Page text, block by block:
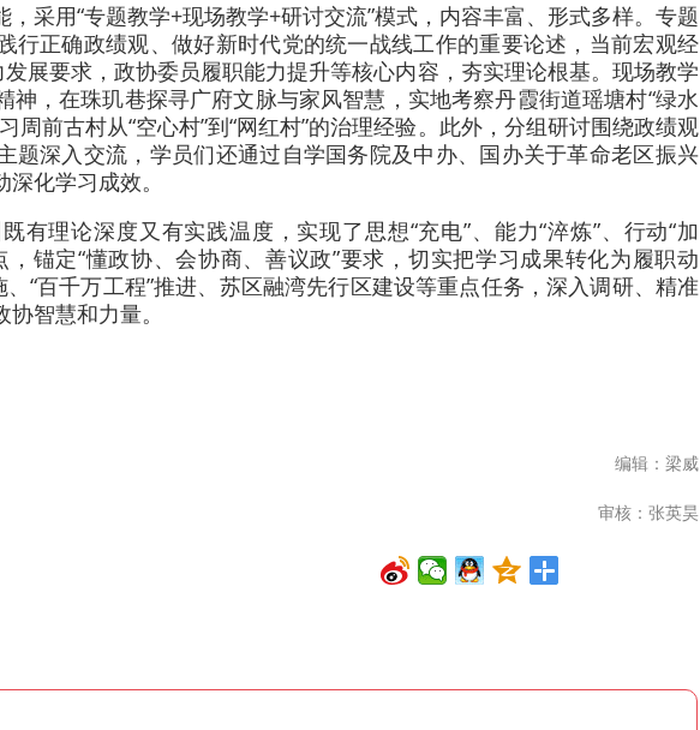
采用“专题教学+现场教学+研讨交流”模式，内容丰富、形式多样。专题
行正确政绩观、做好新时代党的统一战线工作的重要论述，当前宏观经
展要求，政协委员履职能力提升等核心内容，夯实理论根基。现场教学
神，在珠玑巷探寻广府文脉与家风智慧，实地考察丹霞街道瑶塘村“绿水
周前古村从“空心村”到“网红村”的治理经验。此外，分组研讨围绕政绩观
题深入交流，学员们还通过自学国务院及中办、国办关于革命老区振兴
化学习成效。
有理论深度又有实践温度，实现了思想“充电”、能力“淬炼”、行动“加
锚定“懂政协、会协商、善议政”要求，切实把学习成果转化为履职动
“百千万工程”推进、苏区融湾先行区建设等重点任务，深入调研、精准
智慧和力量。
编辑：梁威
审核：张英昊